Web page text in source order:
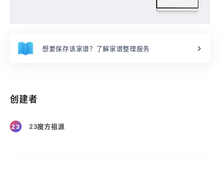
想要保存该家谱？了解家谱整理服务
创建者
23 23魔方祖源